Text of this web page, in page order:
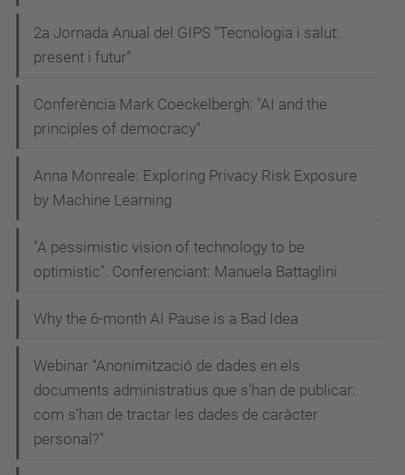
2a Jornada Anual del GIPS “Tecnologia i salut:
present i futur”
Conferència Mark Coeckelbergh: "AI and the
principles of democracy"
Anna Monreale: Exploring Privacy Risk Exposure
by Machine Learning
"A pessimistic vision of technology to be
optimistic". Conferenciant: Manuela Battaglini
Why the 6-month AI Pause is a Bad Idea
Webinar “Anonimització de dades en els
documents administratius que s’han de publicar:
com s’han de tractar les dades de caràcter
personal?"